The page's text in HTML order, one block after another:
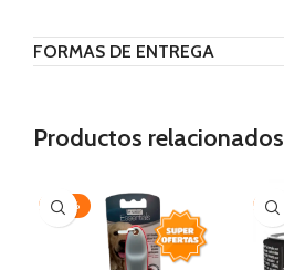
FORMAS DE ENTREGA
Productos relacionados
-20% -15%